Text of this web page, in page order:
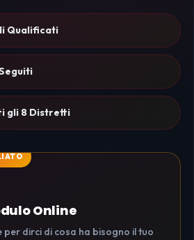
Qualificati
gli 8 Distretti
Online
per dirci di cosa ha bisogno il tuo